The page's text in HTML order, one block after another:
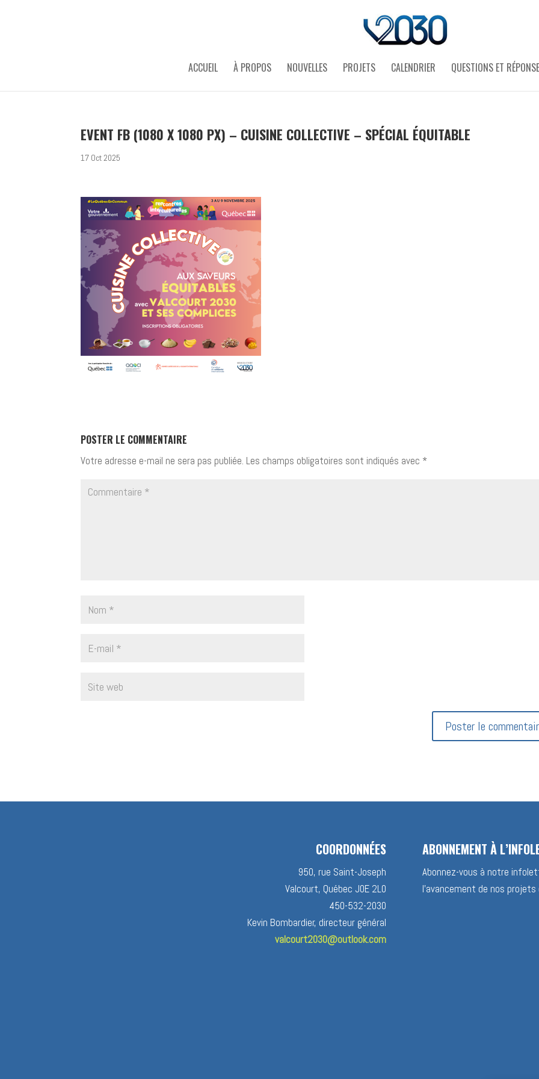
ACCUEIL À PROPOS NOUVELLES PROJETS CALENDRIER QUESTIONS ET
EVENT FB (1080 X 1080 PX) – CUISINE COLLECTIVE – SPÉCIAL ÉQUITABLE
17 Oct 2025
POSTER LE COMMENTAIRE
Votre adresse e-mail ne sera pas publiée. Les champs obligatoires sont indiqués avec *
COORDONNÉES
950, rue Saint-Joseph
Valcourt, Québec J0E 2L0
450-532-2030
Kevin Bombardier, directeur général
valcourt2030@outlook.com
ABONNEMENT À
Abonnez-vous à notre
l’avancement de nos